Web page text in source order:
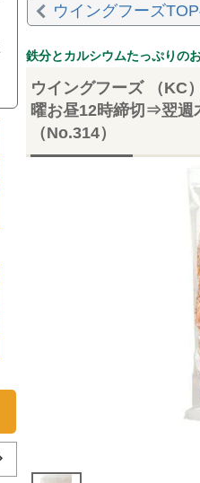
ウイングフーズ
鉄分とカルシウムたっぷりの
ウイングフーズ （KC
曜お昼12時締切⇒翌週
（No.314）